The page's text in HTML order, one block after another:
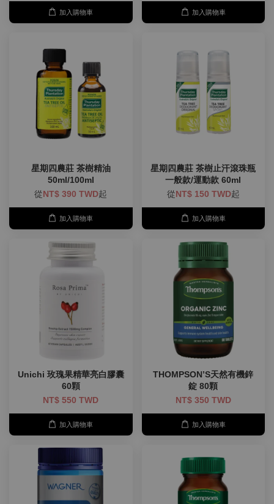
加入購物車 加入購物車
星期四農莊 茶樹精油
50ml/100ml
從NT$ 390 TWD起
加入購物車
星期四農莊 茶樹止汗滾珠瓶
一般款/運動款 60ml
從NT$ 150 TWD起
加入購物車
Unichi 玫瑰果精華亮白膠囊
60顆
NT$ 550 TWD
加入購物車
THOMPSON’S天然有機鋅
錠 80顆
NT$ 350 TWD
加入購物車